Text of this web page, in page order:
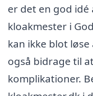
er det en god
kloakmester i
kan ikke blot
også bidrage til
komplikationer.